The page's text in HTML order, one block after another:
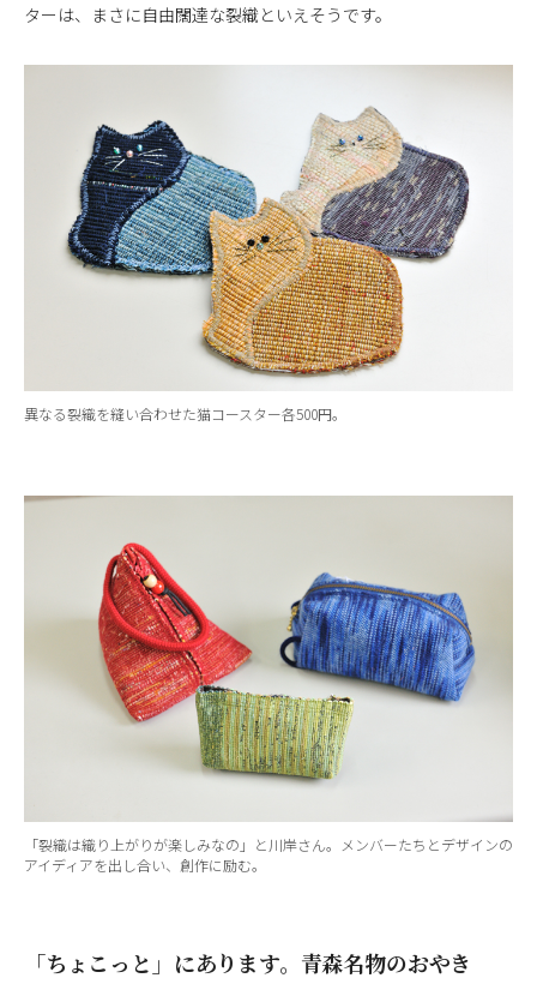
ターは、まさに自由闊達な裂織といえそうです。
異なる裂織を縫い合わせた猫コースター各500円。
「裂織は織り上がりが楽しみなの」と川岸さん。メンバーたちとデザインの
アイディアを出し合い、創作に励む。
「ちょこっと」にあります。青森名物のおやき